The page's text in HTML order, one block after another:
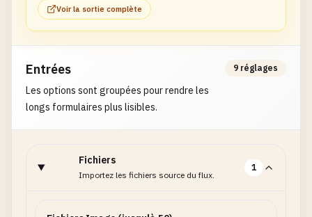
}
Voir la sortie complète
Entrées
Les options sont groupées pour rendre les
longs formulaires plus lisibles.
9 réglages
Fichiers
Importez les fichiers source du flux.
1